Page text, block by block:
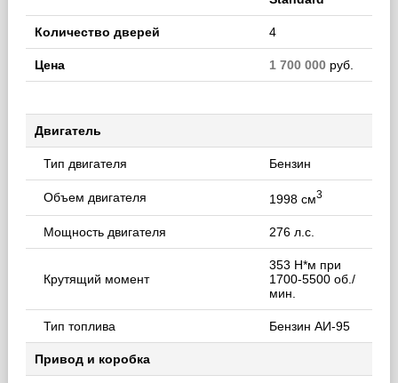
Количество дверей 4
Цена 1 700 000руб.
Двигатель
Тип двигателя Бензин
Объем двигателя 1998 см3
Мощность двигателя 276 л.с.
Крутящий момент
353 Н*м при
1700-5500 об./
мин.
Тип топлива Бензин АИ-95
Привод и коробка